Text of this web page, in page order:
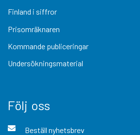
Finland i siffror
Prisomräknaren
Kommande publiceringar
Undersökningsmaterial
Följ oss
Beställ nyhetsbrev